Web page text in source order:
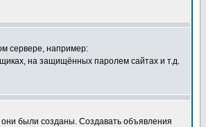
сервере, например:
на защищённых паролем сайтах и т.д.
были созданы. Создавать объявления